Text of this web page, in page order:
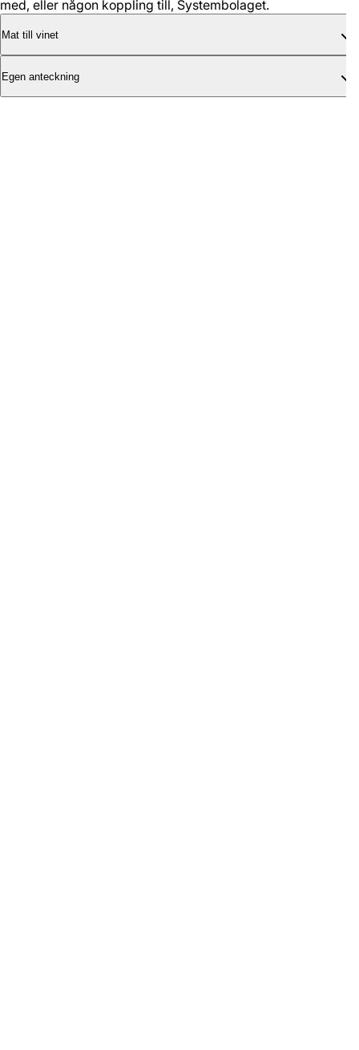
med, eller någon koppling till, Systembolaget.
Mat till vinet
Egen anteckning